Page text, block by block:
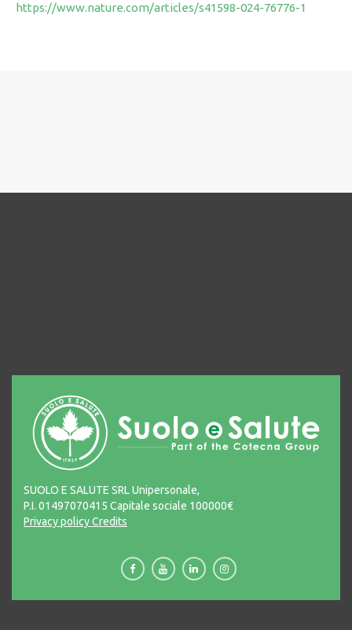
https://www.nature.com/articles/s41598-024-76776-1
SUOLO E SALUTE SRL Unipersonale,
P.I. 01497070415 Capitale sociale 100000€
Privacy policyCredits